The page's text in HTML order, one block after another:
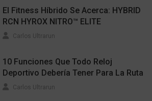
El Fitness Híbrido Se Acerca: HYBRID
RCN HYROX NITRO™ ELITE
Carlos Ultrarun
10 Funciones Que Todo Reloj
Deportivo Debería Tener Para La Ruta
Carlos Ultrarun